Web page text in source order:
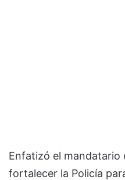
Enfatizó el mandatario
fortalecer la Policía